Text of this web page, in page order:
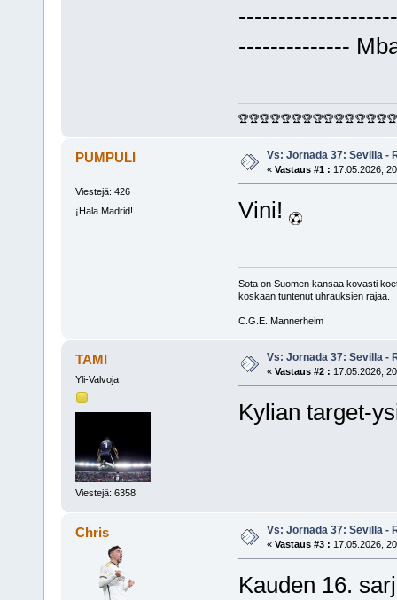
--------------
🏆🏆🏆🏆🏆🏆🏆🏆🏆🏆🏆🏆🏆🏆🏆
PUMPULI
Viestejä: 426
¡Hala Madrid!
Vs: Jornada 37: Sevilla -
« Vastaus #1 : 17.05.2026,
Vini!
Sota on Suomen kansaa kovasti
koskaan tuntenut uhrauksien rajaa.
C.G.E. Mannerheim
TAMI
Yli-Valvoja
Viestejä: 6358
Vs: Jornada 37: Sevilla -
« Vastaus #2 : 17.05.2026,
Kylian target-
Chris Vs: Jornada 37: Sevilla -
« Vastaus #3 : 17.05.2026,
Kauden 16.